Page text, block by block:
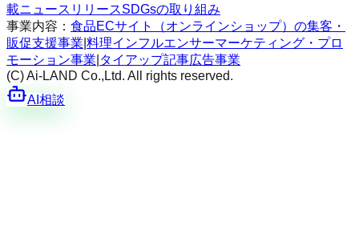
載ニュースリリースSDGsの取り組み
事業内容： 食品ECサイト（オンラインショップ）の集客・
販促支援事業 料理インフルエンサーマーケティング・プロ
モーション事業 タイアップ記事広告事業
(C) Ai-LAND Co.,Ltd. All rights reserved.
AI相談